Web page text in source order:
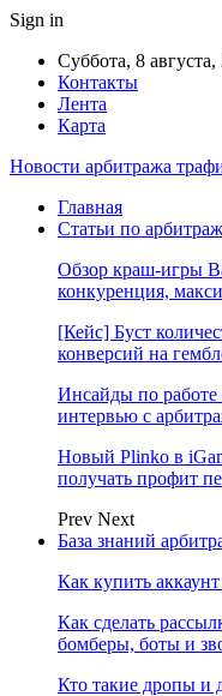
Sign in
Суббота, 8 августа,
Контакты
Лента
Карта
Новости арбитража
Главная
Статьи по
Обзор краш-игры
конкуренция,
[Кейс] Буст
конверсий на
Инсайды по
интервью с
Новый Plinko в
получать профит
Prev Next
База знаний
Как купить
Как сделать
бомберы, боты и
Кто такие дропы и